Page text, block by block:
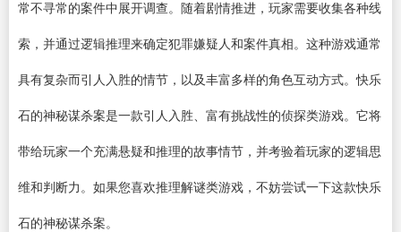
常不寻常的案件中展开调查。随着剧情推进，玩家需要收集各种线
索，并通过逻辑推理来确定犯罪嫌疑人和案件真相。这种游戏通常
具有复杂而引人入胜的情节，以及丰富多样的角色互动方式。快乐
石的神秘谋杀案是一款引人入胜、富有挑战性的侦探类游戏。它将
带给玩家一个充满悬疑和推理的故事情节，并考验着玩家的逻辑思
维和判断力。如果您喜欢推理解谜类游戏，不妨尝试一下这款快乐
石的神秘谋杀案。